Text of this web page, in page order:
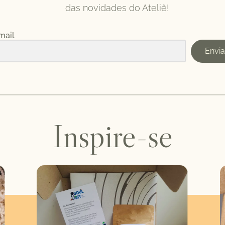
das novidades do Ateliê!
Inspire-se